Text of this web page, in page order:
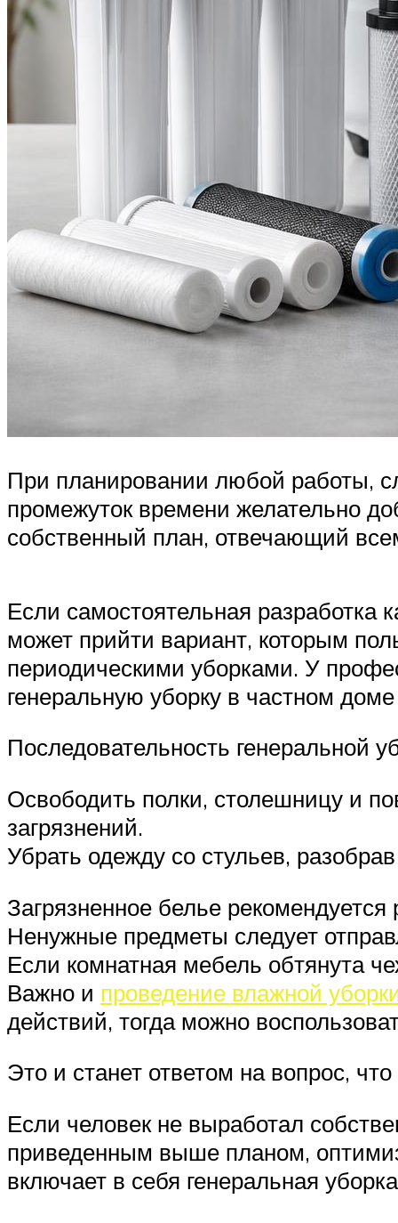
При планировании любой работы,
промежуток времени желательно
собственный план, отвечающий
Если самостоятельная разработка
может прийти вариант, которым
периодическими уборками. У
генеральную уборку в частном
Последовательность генеральной
Освободить полки, столешницу и
загрязнений.
Убрать одежду со стульев,
Загрязненное белье
Ненужные предметы следует
Если комнатная мебель обтянута
Важно и проведение влажной
действий, тогда можно
Это и станет ответом на вопрос,
Если человек не выработал
приведенным выше планом,
включает в себя генеральная